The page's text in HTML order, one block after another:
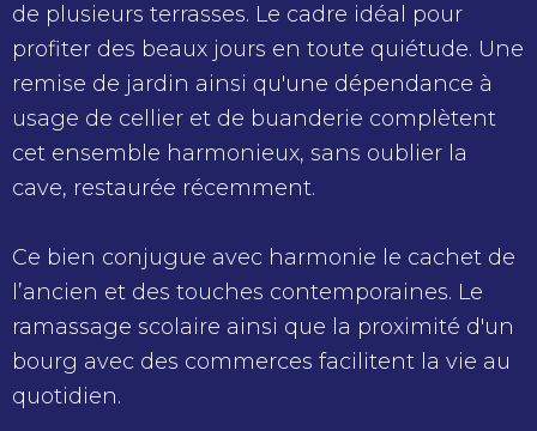
de plusieurs terrasses. Le cadre idéal pour
profiter des beaux jours en toute quiétude. Une
remise de jardin ainsi qu'une dépendance à
usage de cellier et de buanderie complètent
cet ensemble harmonieux, sans oublier la
cave, restaurée récemment.
Ce bien conjugue avec harmonie le cachet de
l’ancien et des touches contemporaines. Le
ramassage scolaire ainsi que la proximité d'un
bourg avec des commerces facilitent la vie au
quotidien.